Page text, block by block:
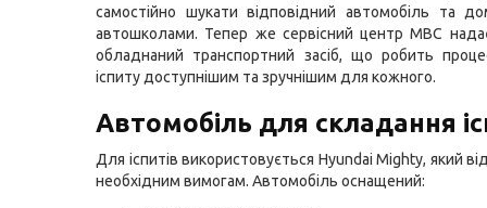
самостійно шукати відповідний автомобіль та
автошколами. Тепер же сервісний центр МВС
обладнаний транспортний засіб, що робить
іспиту доступнішим та зручнішим для кожного.
Автомобіль для складання
Для іспитів використовується Hyundai Mighty, який
необхідним вимогам. Автомобіль оснащений: